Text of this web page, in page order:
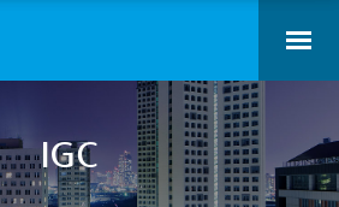
IGC